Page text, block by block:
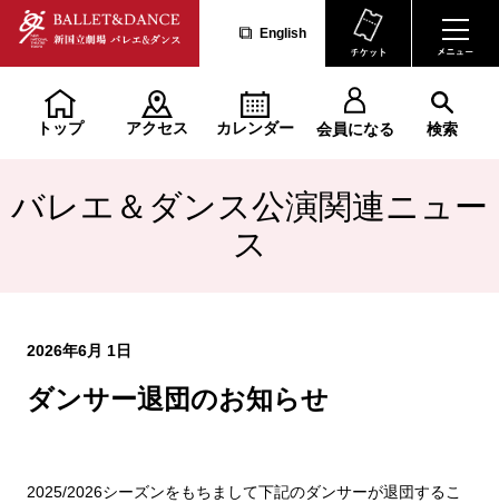
English
トップ アクセス カレンダー 会員になる 検索
バレエ＆ダンス公演関連ニュー
ス
2026年6月 1日
ダンサー退団のお知らせ
2025/2026シーズンをもちまして下記のダンサーが退団するこ